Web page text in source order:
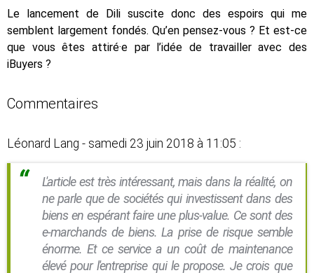
Le lancement de Dili suscite donc des espoirs qui me
semblent largement fondés. Qu’en pensez-vous ? Et est-ce
que vous êtes attiré·e par l’idée de travailler avec des
iBuyers ?
Commentaires
Léonard Lang - samedi 23 juin 2018 à 11:05 :
L'article est très intéressant, mais dans la réalité, on
ne parle que de sociétés qui investissent dans des
biens en espérant faire une plus-value. Ce sont des
e-marchands de biens. La prise de risque semble
énorme. Et ce service a un coût de maintenance
élevé pour l'entreprise qui le propose. Je crois que